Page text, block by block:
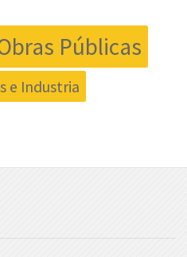
Públicas
e Industria